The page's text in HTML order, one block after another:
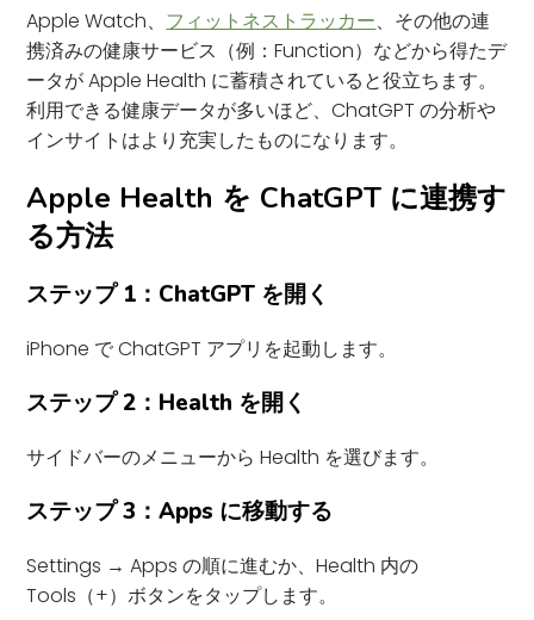
Apple Watch、 フィットネストラッカー、その他の連
携済みの健康サービス（例：Function）などから得たデ
ータが Apple Health に蓄積されていると役立ちます。
利用できる健康データが多いほど、ChatGPT の分析や
インサイトはより充実したものになります。
Apple Health を ChatGPT に連携す
る方法
ステップ 1：ChatGPT を開く
iPhone で ChatGPT アプリを起動します。
ステップ 2：Health を開く
サイドバーのメニューから Health を選びます。
ステップ 3：Apps に移動する
Settings → Apps の順に進むか、Health 内の
Tools（+）ボタンをタップします。